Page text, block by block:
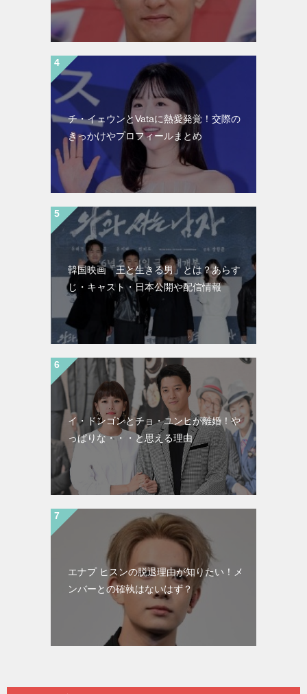
チ・イェウンとVataに熱愛発覚！交際の
きっかけやプロフィールまとめ
韓国映画「王と生きる男」とは？あらす
じ・キャスト・日本公開や配信情報
イ・ドンゴンとチョ・ユンヒが離婚！や
っぱりな・・・と思える理由
エナプ ヒスンの脱退理由が知りたい！メ
ンバーとの確執はないはず？